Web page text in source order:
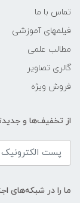
تماس با ما
فیلمهای آموزشی
مطالب علمی
گالری تصاویر
فروش ویژه
از تخفیف‌ها و
ما را در شبکه‌های